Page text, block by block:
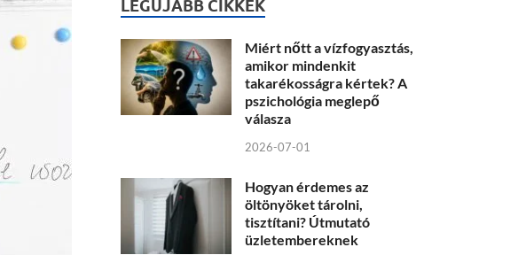
LEGÚJABB CIKKEK
Miért nőtt a vízfogyasztás,
amikor mindenkit
takarékosságra kértek? A
pszichológia meglepő
válasza
2026-07-01
Hogyan érdemes az
öltönyöket tárolni,
tisztítani? Útmutató
üzletembereknek